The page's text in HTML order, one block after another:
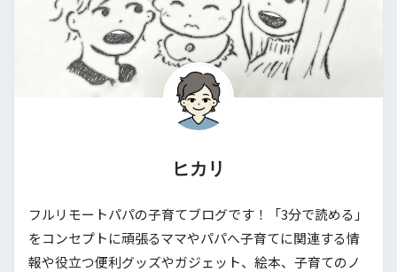
ヒカリ
フルリモートパパの子育てブログです！「3分で読める」
をコンセプトに頑張るママやパパへ子育てに関連する情
報や役立つ便利グッズやガジェット、絵本、子育てのノ